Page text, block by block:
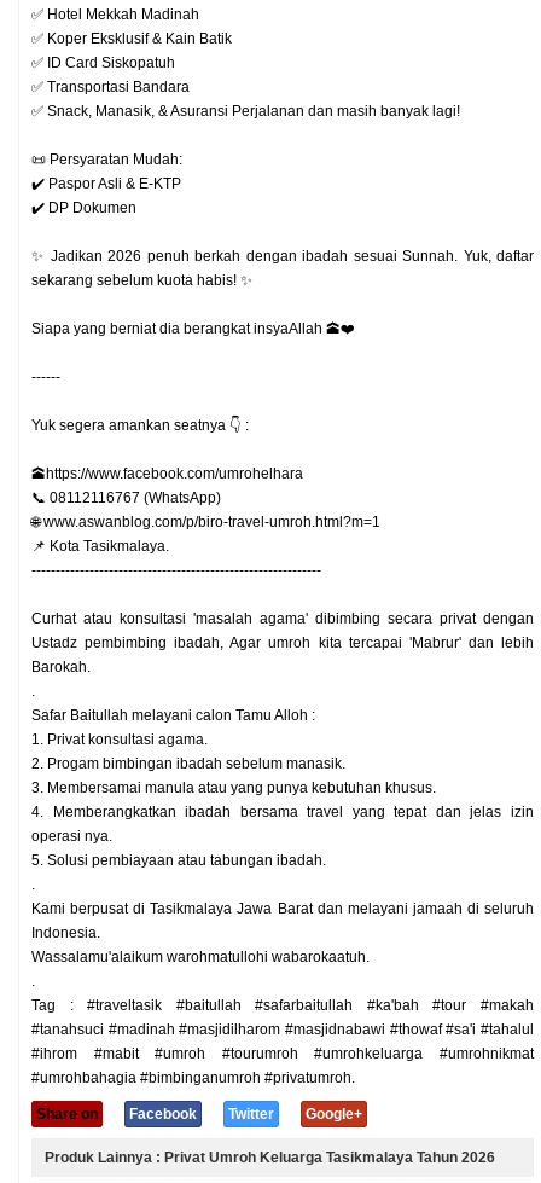
✅ Hotel Mekkah Madinah
✅ Koper Eksklusif & Kain Batik
✅ ID Card Siskopatuh
✅ Transportasi Bandara
✅ Snack, Manasik, & Asuransi Perjalanan dan masih banyak lagi!
📜 Persyaratan Mudah:
✔️ Paspor Asli & E-KTP
✔️ DP Dokumen
✨ Jadikan 2026 penuh berkah dengan ibadah sesuai Sunnah. Yuk, daftar
sekarang sebelum kuota habis! ✨
Siapa yang berniat dia berangkat insyaAllah 🕋❤️
------
Yuk segera amankan seatnya 👇 :
🕋https://www.facebook.com/umrohelhara
📞 08112116767 (WhatsApp)
🌐 www.aswanblog.com/p/biro-travel-umroh.html?m=1
📌 Kota Tasikmalaya.
------------------------------------------------------------
Curhat atau konsultasi 'masalah agama' dibimbing secara privat dengan
Ustadz pembimbing ibadah, Agar umroh kita tercapai 'Mabrur' dan lebih
Barokah.
.
Safar Baitullah melayani calon Tamu Alloh :
1. Privat konsultasi agama.
2. Progam bimbingan ibadah sebelum manasik.
3. Membersamai manula atau yang punya kebutuhan khusus.
4. Memberangkatkan ibadah bersama travel yang tepat dan jelas izin
operasi nya.
5. Solusi pembiayaan atau tabungan ibadah.
.
Kami berpusat di Tasikmalaya Jawa Barat dan melayani jamaah di seluruh
Indonesia.
Wassalamu'alaikum warohmatullohi wabarokaatuh.
.
Tag : #traveltasik #baitullah #safarbaitullah #ka'bah #tour #makah
#tanahsuci #madinah #masjidilharom #masjidnabawi #thowaf #sa'i #tahalul
#ihrom #mabit #umroh #tourumroh #umrohkeluarga #umrohnikmat
#umrohbahagia #bimbinganumroh #privatumroh.
Share on Facebook Twitter Google+
Produk Lainnya : Privat Umroh Keluarga Tasikmalaya Tahun 2026